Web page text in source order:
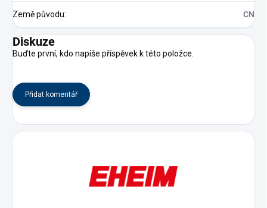
Země původu: CN
Diskuze
Buďte první, kdo napíše příspěvek k této položce.
Přidat komentář